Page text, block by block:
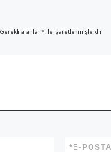
Gerekli alanlar * ile işaretlenmişlerdir
E-POSTA
*